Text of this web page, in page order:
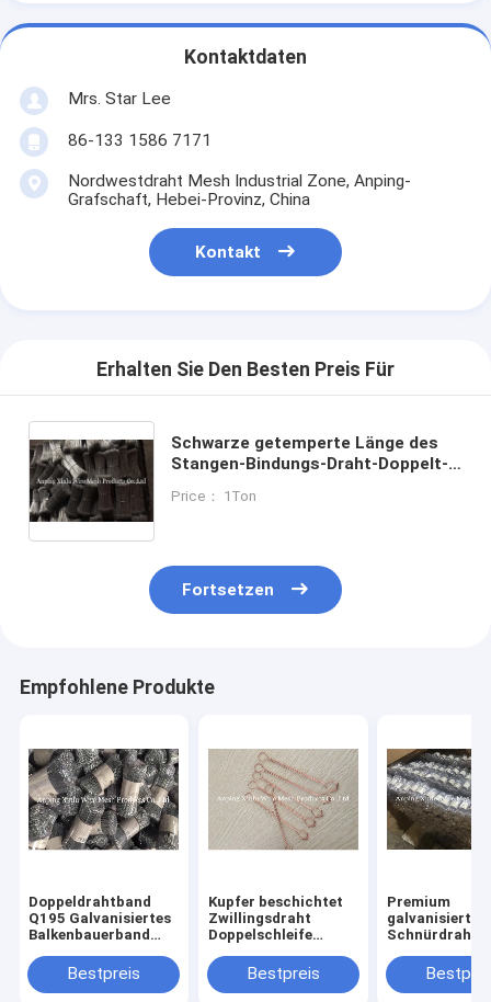
Kontaktdaten
Mrs. Star Lee
86-133 1586 7171
Nordwestdraht Mesh Industrial Zone, Anping-
Grafschaft, Hebei-Provinz, China
Kontakt
Erhalten Sie Den Besten Preis Für
Schwarze getemperte Länge des
Stangen-Bindungs-Draht-Doppelt-
Durchmesser-200mm für
Price： 1Ton
Fortsetzen
Empfohlene Produkte
Doppeldrahtband
Q195 Galvanisiertes
Balkenbauerband
Binden von Draht und
Korrosionsschutz
Bestpreis
Kupfer beschichtet
Zwillingsdraht
Doppelschleife
mm verzinkt 4 Zoll
Länge
Bestpreis
Premium
galvanisierte
Schnürdraht
PVC
Finish